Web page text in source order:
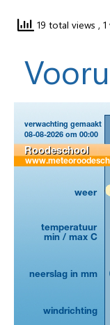
19 total views ,